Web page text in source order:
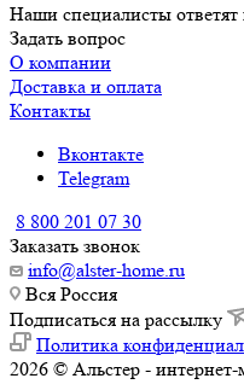
Наши специалисты
Задать вопрос
О компании
Доставка и оплата
Контакты
Вконтакте
Telegram
8 800 201 07 30
Заказать звонок
info@alster-home.ru
Вся Россия
Подписаться на рассылку
Политика
2026 © Альстер - интернет-